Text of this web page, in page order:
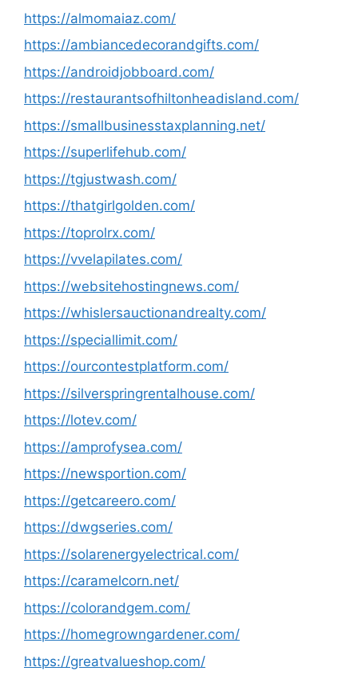
https://almomaiaz.com/
https://ambiancedecorandgifts.com/
https://androidjobboard.com/
https://restaurantsofhiltonheadisland.com/
https://smallbusinesstaxplanning.net/
https://superlifehub.com/
https://tgjustwash.com/
https://thatgirlgolden.com/
https://toprolrx.com/
https://vvelapilates.com/
https://websitehostingnews.com/
https://whislersauctionandrealty.com/
https://speciallimit.com/
https://ourcontestplatform.com/
https://silverspringrentalhouse.com/
https://lotev.com/
https://amprofysea.com/
https://newsportion.com/
https://getcareero.com/
https://dwgseries.com/
https://solarenergyelectrical.com/
https://caramelcorn.net/
https://colorandgem.com/
https://homegrowngardener.com/
https://greatvalueshop.com/